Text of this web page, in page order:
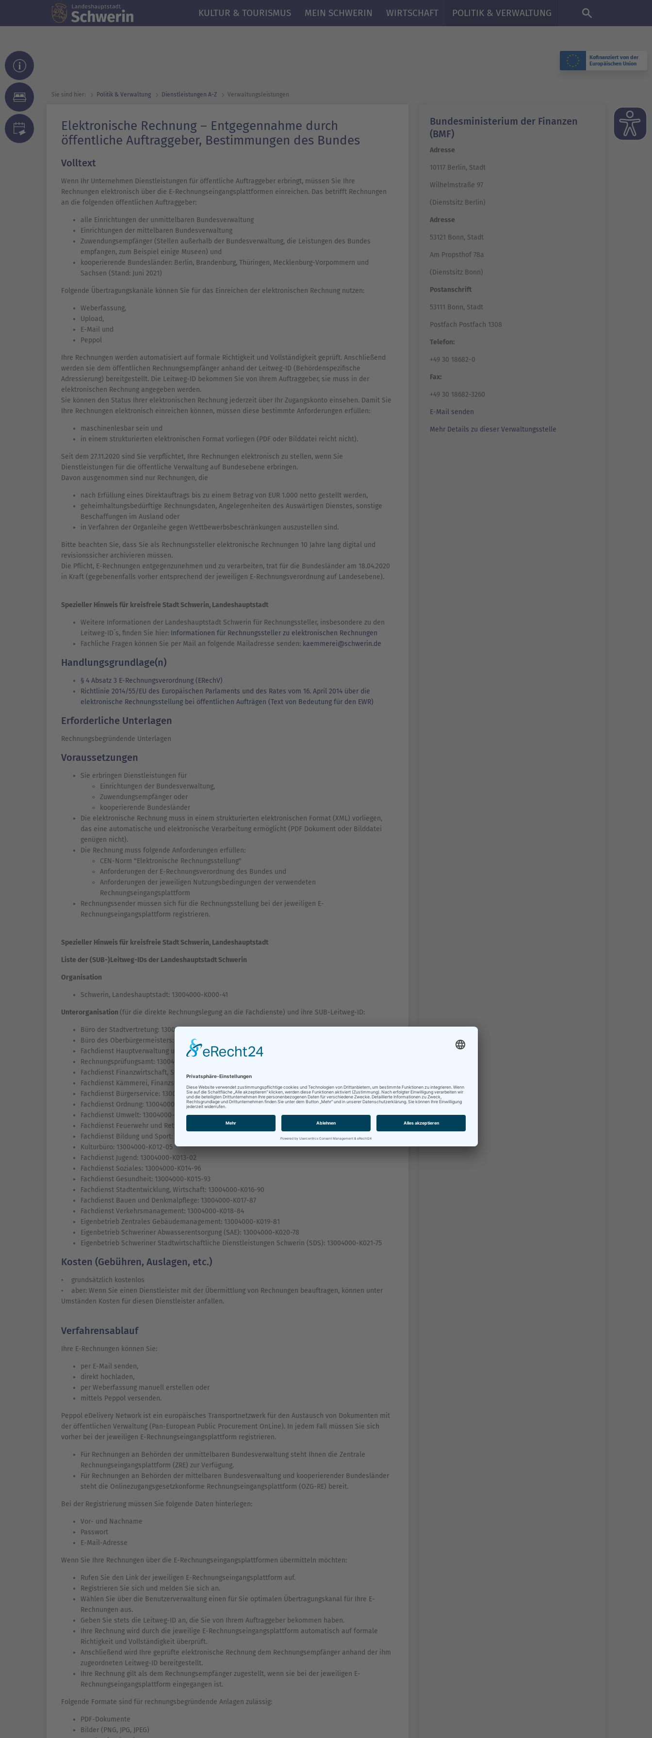
Kofinanziert von der
Europäischen Union
DE
KULTUR & TOURISMUS MEIN SCHWERIN WIRTSCHAFT POLITIK & VERWALTUNG
Sie sind hier: Politik & Verwaltung Dienst­leistungen A-Z Verwaltungsleistungen
Elektronische Rechnung – Entgegennahme durch
öffentliche Auftraggeber, Bestimmungen des Bundes
Volltext
Wenn Ihr Unternehmen Dienstleistungen für öffentliche Auftraggeber erbringt, müssen Sie Ihre
Rechnungen elektronisch über die E-Rechnungseingangsplattformen einreichen. Das betrifft Rechnungen
an die folgenden öffentlichen Auftraggeber:
alle Einrichtungen der unmittelbaren Bundesverwaltung
Einrichtungen der mittelbaren Bundesverwaltung
Zuwendungsempfänger (Stellen außerhalb der Bundesverwaltung, die Leistungen des Bundes
empfangen, zum Beispiel einige Museen) und
kooperierende Bundesländer: Berlin, Brandenburg, Thüringen, Mecklenburg-Vorpommern und
Sachsen (Stand: Juni 2021)
Folgende Übertragungskanäle können Sie für das Einreichen der elektronischen Rechnung nutzen:
Weberfassung,
Upload,
E-Mail und
Peppol
Ihre Rechnungen werden automatisiert auf formale Richtigkeit und Vollständigkeit geprüft. Anschließend
werden sie dem öffentlichen Rechnungsempfänger anhand der Leitweg-ID (Behördenspezifische
Adressierung) bereitgestellt. Die Leitweg-ID bekommen Sie von Ihrem Auftraggeber, sie muss in der
elektronischen Rechnung angegeben werden.
Sie können den Status Ihrer elektronischen Rechnung jederzeit über Ihr Zugangskonto einsehen. Damit Sie
Ihre Rechnungen elektronisch einreichen können, müssen diese bestimmte Anforderungen erfüllen:
maschinenlesbar sein und
in einem strukturierten elektronischen Format vorliegen (PDF oder Bilddatei reicht nicht).
Seit dem 27.11.2020 sind Sie verpflichtet, Ihre Rechnungen elektronisch zu stellen, wenn Sie
Dienstleistungen für die öffentliche Verwaltung auf Bundesebene erbringen.
Davon ausgenommen sind nur Rechnungen, die
nach Erfüllung eines Direktauftrags bis zu einem Betrag von EUR 1.000 netto gestellt werden,
geheimhaltungsbedürftige Rechnungsdaten, Angelegenheiten des Auswärtigen Dienstes, sonstige
Beschaffungen im Ausland oder
in Verfahren der Organleihe gegen Wettbewerbsbeschränkungen auszustellen sind.
Bitte beachten Sie, dass Sie als Rechnungssteller elektronische Rechnungen 10 Jahre lang digital und
revisionssicher archivieren müssen.
Die Pflicht, E-Rechnungen entgegenzunehmen und zu verarbeiten, trat für die Bundesländer am 18.04.2020
in Kraft (gegebenenfalls vorher entsprechend der jeweiligen E-Rechnungsverordnung auf Landesebene).
Spezieller Hinweis für kreisfreie Stadt Schwerin, Landeshauptstadt
Weitere Informationen der Landeshauptstadt Schwerin für Rechnungssteller, insbesondere zu den
Leitweg-ID´s, finden Sie hier: Informationen für Rechnungssteller zu elektronischen Rechnungen
Fachliche Fragen können Sie per Mail an folgende Mailadresse senden: kaemmerei@schwerin.de
Handlungsgrundlage(n)
§ 4 Absatz 3 E-Rechnungsverordnung (ERechV)
Richtlinie 2014/55/EU des Europäischen Parlaments und des Rates vom 16. April 2014 über die
elektronische Rechnungsstellung bei öffentlichen Aufträgen (Text von Bedeutung für den EWR)
Erforderliche Unterlagen
Rechnungsbegründende Unterlagen
Voraussetzungen
Sie erbringen Dienstleistungen für
Einrichtungen der Bundesverwaltung,
Zuwendungsempfänger oder
kooperierende Bundesländer
Die elektronische Rechnung muss in einem strukturierten elektronischen Format (XML) vorliegen,
das eine automatische und elektronische Verarbeitung ermöglicht (PDF Dokument oder Bilddatei
genügen nicht).
Die Rechnung muss folgende Anforderungen erfüllen:
CEN-Norm "Elektronische Rechnungsstellung"
Anforderungen der E-Rechnungsverordnung des Bundes und
Anforderungen der jeweiligen Nutzungsbedingungen der verwendeten
Rechnungseingangsplattform
Rechnungssender müssen sich für die Rechnungsstellung bei der jeweiligen E-
Rechnungseingangsplattform registrieren.
Spezieller Hinweis für kreisfreie Stadt Schwerin, Landeshauptstadt
Liste der (SUB-)Leitweg-IDs der Landeshauptstadt Schwerin
Organisation
Schwerin, Landeshauptstadt: 13004000-K000-41
Unterorganisation (für die direkte Rechnungslegung an die Fachdienste) und ihre SUB-Leitweg-ID:
Büro der Stadtvertretung: 13004000-K001-38
Büro des Oberbürgermeisters: 13004000-K002-35
Fachdienst Hauptverwaltung und Digitalisierung: 13004000-K003-32
Rechnungsprüfungsamt: 13004000-K004-29
Fachdienst Finanzwirtschaft, Stadtkasse: 13004000-K005-26
Fachdienst Kämmerei, Finanzsteuerung: 13004000-K006-23
Fachdienst Bürgerservice: 13004000-K007-20
Fachdienst Ordnung: 13004000-K008-17
Fachdienst Umwelt: 13004000-K009-14
Fachdienst Feuerwehr und Rettungsdienst: 13004000-K010-11
Fachdienst Bildung und Sport: 13004000-K011-08
Kulturbüro: 13004000-K012-05
Fachdienst Jugend: 13004000-K013-02
Fachdienst Soziales: 13004000-K014-96
Fachdienst Gesundheit: 13004000-K015-93
Fachdienst Stadtentwicklung, Wirtschaft: 13004000-K016-90
Fachdienst Bauen und Denkmalpflege: 13004000-K017-87
Fachdienst Verkehrsmanagement: 13004000-K018-84
Eigenbetrieb Zentrales Gebäudemanagement: 13004000-K019-81
Eigenbetrieb Schweriner Abwasserentsorgung (SAE): 13004000-K020-78
Eigenbetrieb Schweriner Stadtwirtschaftliche Dienstleistungen Schwerin (SDS): 13004000-K021-75
Kosten (Gebühren, Auslagen, etc.)
• grundsätzlich kostenlos
• aber: Wenn Sie einen Dienstleister mit der Übermittlung von Rechnungen beauftragen, können unter
Umständen Kosten für diesen Dienstleister anfallen.
Verfahrensablauf
Ihre E-Rechnungen können Sie:
per E-Mail senden,
direkt hochladen,
per Weberfassung manuell erstellen oder
mittels Peppol versenden.
Peppol eDelivery Network ist ein europäisches Transportnetzwerk für den Austausch von Dokumenten mit
der öffentlichen Verwaltung (Pan-European Public Procurement OnLine). In jedem Fall müssen Sie sich
vorher bei der jeweiligen E-Rechnungseingangsplattform registrieren.
Für Rechnungen an Behörden der unmittelbaren Bundesverwaltung steht Ihnen die Zentrale
Rechnungseingangsplattform (ZRE) zur Verfügung.
Für Rechnungen an Behörden der mittelbaren Bundesverwaltung und kooperierender Bundesländer
steht die Onlinezugangsgesetzkonforme Rechnungseingangsplattform (OZG-RE) bereit.
Bei der Registrierung müssen Sie folgende Daten hinterlegen:
Vor- und Nachname
Passwort
E-Mail-Adresse
Wenn Sie Ihre Rechnungen über die E-Rechnungseingangsplattformen übermitteln möchten:
Rufen Sie den Link der jeweiligen E-Rechnungseingangsplattform auf.
Registrieren Sie sich und melden Sie sich an.
Wählen Sie über die Benutzerverwaltung einen für Sie optimalen Übertragungskanal für Ihre E-
Rechnungen aus.
Geben Sie stets die Leitweg-ID an, die Sie von Ihrem Auftraggeber bekommen haben.
Ihre Rechnung wird durch die jeweilige E-Rechnungseingangsplattform automatisch auf formale
Richtigkeit und Vollständigkeit überprüft.
Anschließend wird Ihre geprüfte elektronische Rechnung dem Rechnungsempfänger anhand der ihm
zugeordneten Leitweg-ID bereitgestellt.
Ihre Rechnung gilt als dem Rechnungsempfänger zugestellt, wenn sie bei der jeweiligen E-
Rechnungseingangsplattform eingegangen ist.
Folgende Formate sind für rechnungsbegründende Anlagen zulässig:
PDF-Dokumente
Bilder (PNG, JPG, JPEG)
Bundesministerium der Finanzen
(BMF)
Adresse
10117 Berlin, Stadt
Wilhelmstraße 97
(Dienstsitz Berlin)
Adresse
53121 Bonn, Stadt
Am Propsthof 78a
(Dienstsitz Bonn)
Postanschrift
53111 Bonn, Stadt
Postfach Postfach 1308
Telefon:
+49 30 18682-0
Fax:
+49 30 18682-3260
E-Mail senden
Mehr Details zu dieser Verwaltungsstelle